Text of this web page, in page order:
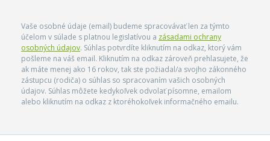
Vaše osobné údaje (email) budeme spracovávať len za týmto
účelom v súlade s platnou legislatívou a zásadami ochrany
osobných údajov. Súhlas potvrdíte kliknutím na odkaz, ktorý vám
pošleme na váš email. Kliknutím na odkaz zároveň prehlasujete, že
ak máte menej ako 16 rokov, tak ste požiadal/a svojho zákonného
zástupcu (rodiča) o súhlas so spracovaním vašich osobných
údajov. Súhlas môžete kedykoľvek odvolať písomne, emailom
alebo kliknutím na odkaz z ktoréhokoľvek informačného emailu.